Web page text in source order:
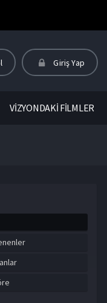
Giriş Yap
VİZYONDAKİ FİLMLER